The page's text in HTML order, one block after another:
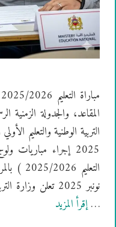
المقاعد، والجدولة الزمنية
2025 إجراء
نونبر 2025 تعلن
…إقرأ المزيد